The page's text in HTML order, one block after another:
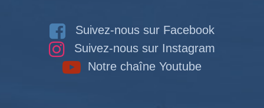
Suivez-nous sur Facebook
Suivez-nous sur Instagram
Notre chaîne Youtube